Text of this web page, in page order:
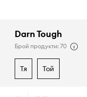
Darn Tough
Брой продукти: 70
тя той